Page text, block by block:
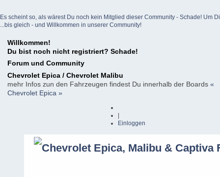
Es scheint so, als wärest Du noch kein Mitglied dieser Community - Schade! Um
...bis gleich - und Willkommen in unserer Community!
Willkommen!
Du bist noch nicht registriert? Schade!
Forum und Community
Chevrolet Epica / Chevrolet Malibu
mehr Infos zun den Fahrzeugen findest Du innerhalb der Boards «
Chevrolet Epica »
Einloggen